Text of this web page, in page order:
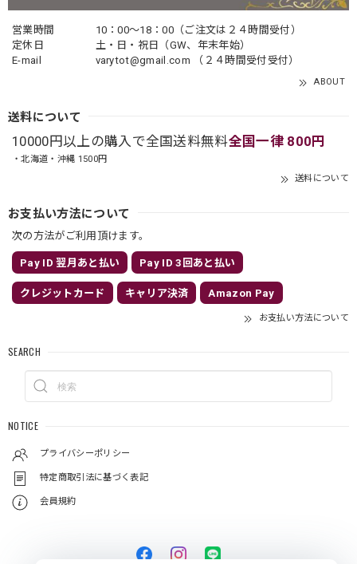
営業時間
10：00〜18：00（ご注文は２４時間受付）
定休日
土・日・祝日（GW、年末年始）
E-mail
varytot@gmail.com （２４時間受付受付）
ABOUT
送料について
10000円以上の購入で全国送料無料全国一律 800円
・北海道・沖縄 1500円
送料について
お支払い方法について
次の方法がご利用頂けます。
Pay ID 翌月あと払い Pay ID 3回あと払い
クレジットカード キャリア決済 Amazon Pay
お支払い方法について
SEARCH
NOTICE
プライバシーポリシー
特定商取引法に基づく表記
会員規約